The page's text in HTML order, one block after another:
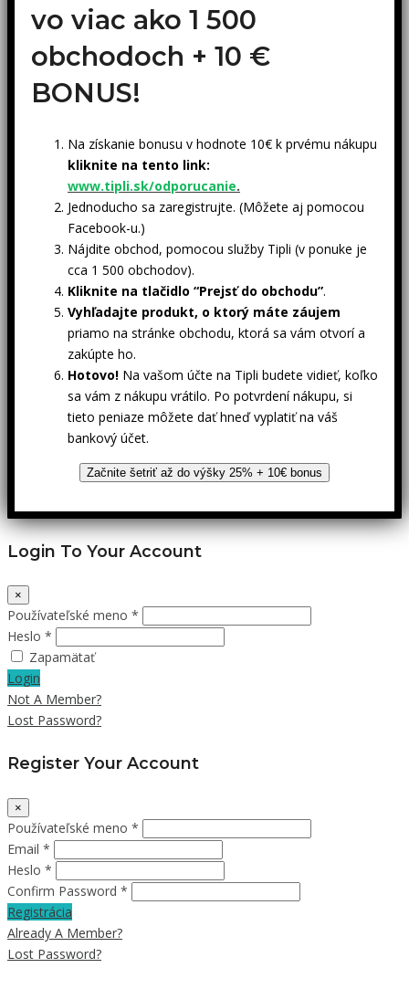
vo viac ako 1 500
obchodoch + 10 €
BONUS!
Na získanie bonusu v hodnote 10€ k prvému nákupu
kliknite na tento link:
www.tipli.sk/odporucanie.
Jednoducho sa zaregistrujte. (Môžete aj pomocou
Facebook-u.)
Nájdite obchod, pomocou služby Tipli (v ponuke je
cca 1 500 obchodov).
Kliknite na tlačidlo “Prejsť do obchodu”.
Vyhľadajte produkt, o ktorý máte záujem
priamo na stránke obchodu, ktorá sa vám otvorí a
zakúpte ho.
Hotovo! Na vašom účte na Tipli budete vidieť, koľko
sa vám z nákupu vrátilo. Po potvrdení nákupu, si
tieto peniaze môžete dať hneď vyplatiť na váš
bankový účet.
Začnite šetriť až do výšky 25% + 10€ bonus
Login To Your Account
×
Používateľské meno *
Heslo *
Zapamätať
Login
Not A Member?
Lost Password?
Register Your Account
×
Používateľské meno *
Email *
Heslo *
Confirm Password *
Registrácia
Already A Member?
Lost Password?